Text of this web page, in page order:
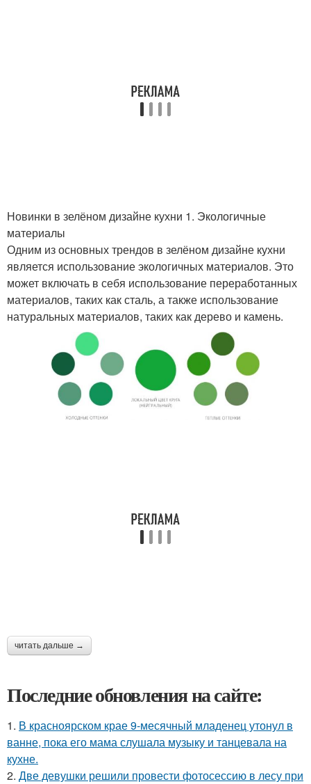
Новинки в зелёном дизайне кухни 1. Экологичные
материалы
Одним из основных трендов в зелёном дизайне кухни
является использование экологичных материалов. Это
может включать в себя использование переработанных
материалов, таких как сталь, а также использование
натуральных материалов, таких как дерево и камень.
читать дальше →
Последние обновления на сайте:
1. В красноярском крае 9-месячный младенец утонул в
ванне, пока его мама слушала музыку и танцевала на
кухне.
2. Две девушки решили провести фотосессию в лесу при